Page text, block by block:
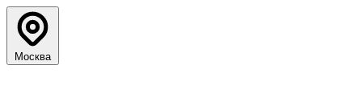
Москва